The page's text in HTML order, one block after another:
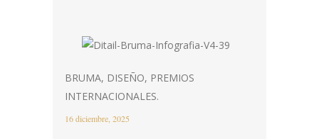
BRUMA, DISEÑO, PREMIOS
INTERNACIONALES.
16 diciembre, 2025